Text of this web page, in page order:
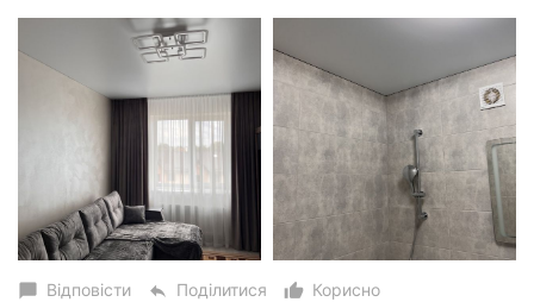
chat_bubble Відповісти reply Поділитися thumb_up_alt
Корисно